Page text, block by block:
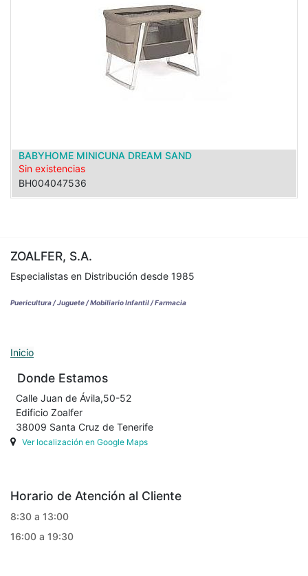
BABYHOME MINICUNA DREAM SAND
Sin existencias
BH004047536
ZOALFER, S.A.
Especialistas en Distribución desde 1985
Puericultura / Juguete / Mobiliario Infantil / Farmacia
Inicio
Donde Estamos
Calle Juan de Ávila,50-52
Edificio Zoalfer
38009 Santa Cruz de Tenerife
Ver localización en Google Maps
Horario de Atención al Cliente
8:30 a 13:00
16:00 a 19:30